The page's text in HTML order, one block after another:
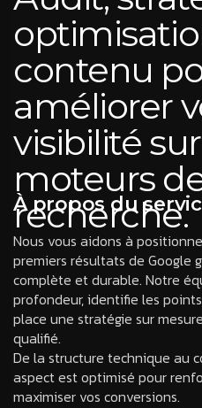
contenu
améliorer
visibilité
moteurs
recherche.
À propos du
Nous vous aidons à
premiers résultats de Google
complète et durable. Notre
profondeur, identifie les
place une stratégie sur
qualifié.
De la structure technique au
aspect est optimisé pour
maximiser vos conversions.